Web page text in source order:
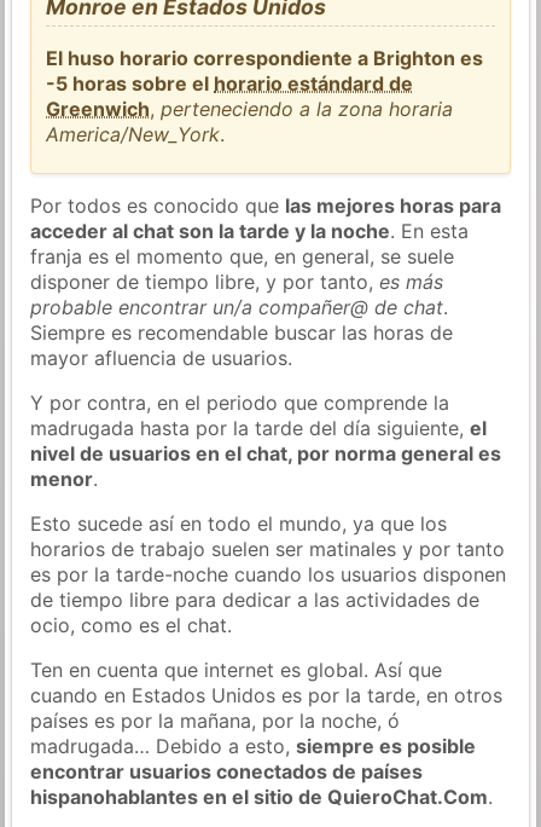
Monroe en Estados Unidos
El huso horario correspondiente a Brighton es
-5 horas sobre el horario estándard de
Greenwich,perteneciendo a la zona horaria
America/New_York.
Por todos es conocido que las mejores horas para
acceder al chat son la tarde y la noche. En esta
franja es el momento que, en general, se suele
disponer de tiempo libre, y por tanto,es más
probable encontrar un/a compañer@ de chat.
Siempre es recomendable buscar las horas de
mayor afluencia de usuarios.
Y por contra, en el periodo que comprende la
madrugada hasta por la tarde del día siguiente,el
nivel de usuarios en el chat, por norma general es
menor.
Esto sucede así en todo el mundo, ya que los
horarios de trabajo suelen ser matinales y por tanto
es por la tarde-noche cuando los usuarios disponen
de tiempo libre para dedicar a las actividades de
ocio, como es el chat.
Ten en cuenta que internet es global. Así que
cuando en Estados Unidos es por la tarde, en otros
países es por la mañana, por la noche, ó
madrugada… Debido a esto,siempre es posible
encontrar usuarios conectados de países
hispanohablantes en el sitio de QuieroChat.Com.